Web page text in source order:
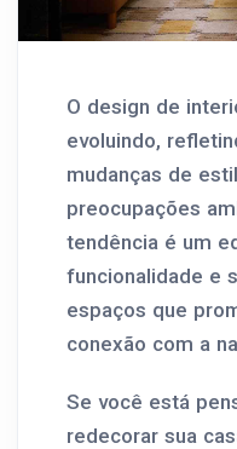
O design de
evoluindo,
mudanças de
preocupações
tendência é um
funcionalidade e
espaços que
conexão com a
Se você está
redecorar sua